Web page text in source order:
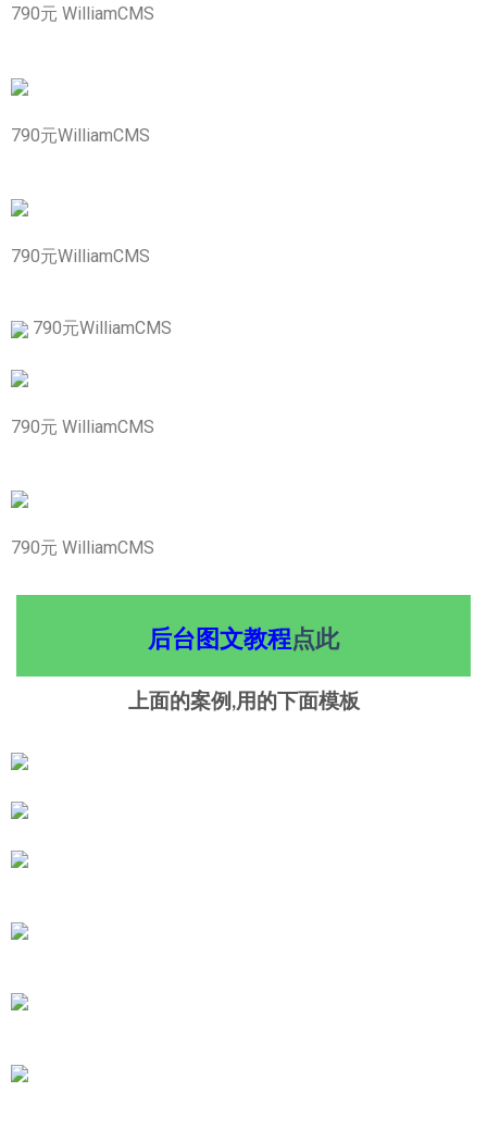
790元 WilliamCMS
790元WilliamCMS
790元WilliamCMS
790元WilliamCMS
790元 WilliamCMS
790元 WilliamCMS
后台图文教程点此
上面的案例,用的下面模板